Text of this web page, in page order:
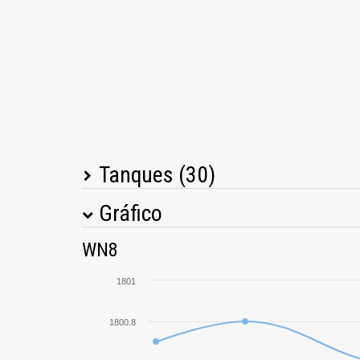
Tanques (30)
Tanque M
Gráfico
WN8
1800.8
1801